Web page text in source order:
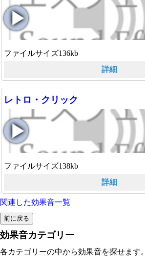
ファイルサイズ136kb
詳細
レトロ・クリック
ファイルサイズ138kb
詳細
関連した効果音一覧
効果音カテゴリー
各カテゴリーの中から効果音を探せます。